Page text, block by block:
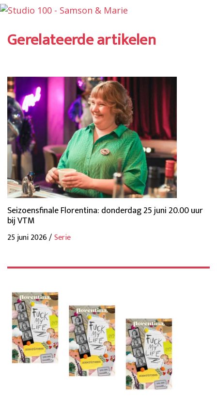
Gerelateerde artikelen
Seizoensfinale Florentina: donderdag 25 juni 20.00 uur
bij VTM
25 juni 2026 /Serie